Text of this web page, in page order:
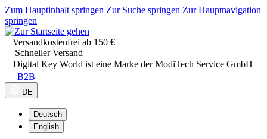
Zum Hauptinhalt springen Zur Suche springen Zur Hauptnavigation
springen
Versandkostenfrei ab 150 €
Schneller Versand
Digital Key World ist eine Marke der ModiTech Service GmbH
B2B
DE
Deutsch
English